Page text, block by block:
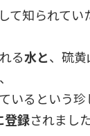
て知られてい
る水と、硫
、
いるという珍
登録されました